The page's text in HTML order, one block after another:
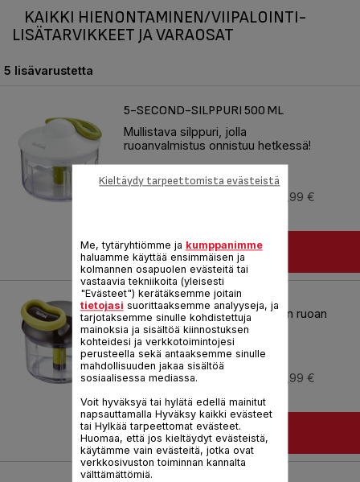
KAIKKI HIENONTAMINEN/VIIPALOINTI-
LISÄTARVIKKEET JA VARAOSAT
5 lisävarustetta
5-SECOND-SILPPURI 500 ML
Mullistava silppuri, jolla
ruoanvalmistus onnistuu hetkessä!
Viite :K1330404
18,99 €
LISÄÄ KORIIN
5-SECOND CHOPPER 900ML
Mullistava ratkaisu kotitekoisen ruoan
valmistamiseen nopeasti!
Viite :K1320404
21,99 €
Saatavissa varastosta.
LISÄÄ KORIIN
INGENIO KITCHEN GADGETS
Me, tytäryhtiömme ja kumppanimme
haluamme käyttää ensimmäisen ja
kolmannen osapuolen evästeitä tai
vastaavia tekniikoita (yleisesti
"Evästeet") kerätäksemme joitain
tietojasi suorittaaksemme analyyseja, ja
tarjotaksemme sinulle kohdistettuja
mainoksia ja sisältöä kiinnostuksen
kohteidesi ja verkkotoimintojesi
perusteella sekä antaaksemme sinulle
mahdollisuuden jakaa sisältöä
sosiaalisessa mediassa.
Voit hyväksyä tai hylätä edellä mainitut
napsauttamalla Hyväksy kaikki evästeet
tai Hylkää tarpeettomat evästeet.
Huomaa, että jos kieltäydyt evästeistä,
käytämme vain evästeitä, jotka ovat
verkkosivuston toiminnan kannalta
välttämättömiä.
Kieltäydy tarpeettomista evästeistä